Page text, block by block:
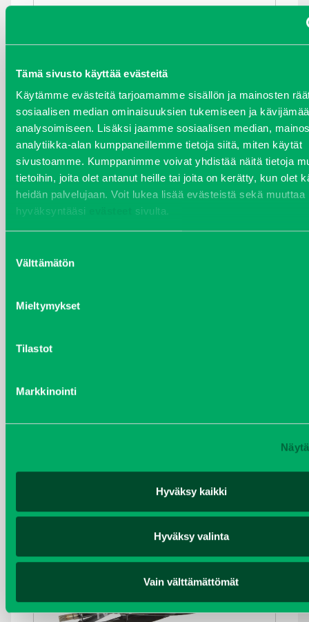
Tämä sivusto käyttää evästeitä
Käytämme evästeitä tarjoamamme sisällön ja mainosten
sosiaalisen median ominaisuuksien tukemiseen ja
analysoimiseen. Lisäksi jaamme sosiaalisen median,
analytiikka-alan kumppaneillemme tietoja siitä, miten käytät
sivustoamme. Kumppanimme voivat yhdistää näitä tietoja
tietoihin, joita olet antanut heille tai joita on kerätty, kun olet
heidän palvelujaan. Voit lukea lisää evästeistä sekä muuttaa
hyväksyntääsi
sivulta.
valinta
Välttämätön
Mieltymykset
Tilastot
Markkinointi
Hyväksy kaikki
Hyväksy valinta
Vain välttämättömät
VASTATERÄ ”HIGH PROFILE”
Kirjaudu sisään nähdäksesi hinnat.
Kirjaudu sisään nähdäksesi hinnat.